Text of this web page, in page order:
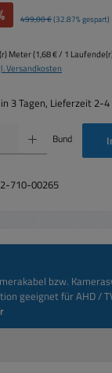
Regulärer Preis:
499,00 €(32.87% gespart)
Meter(1,68 € / 1
Versandkosten
3 Tagen, Lieferzeit 2-4
gewünschten Wert ein
Bund
710-00265
bzw.
geeignet für AHD /